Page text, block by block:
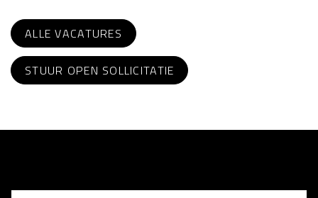
ALLE VACATURES
STUUR OPEN SOLLICITATIE